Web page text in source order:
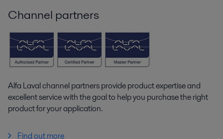
Channel partners
Alfa Laval channel partners provide product expertise and
excellent service with the goal to help you purchase the right
product for your application.
Find out more